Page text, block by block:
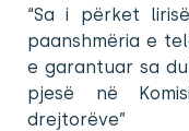
“Sa i përket
paanshmëria e
e garantuar sa
pjesë në
drejtorëve”